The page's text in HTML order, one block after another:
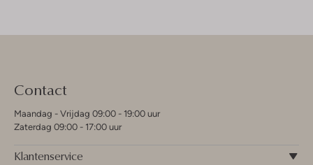
Contact
Maandag - Vrijdag 09:00 - 19:00 uur
Zaterdag 09:00 - 17:00 uur
Klantenservice